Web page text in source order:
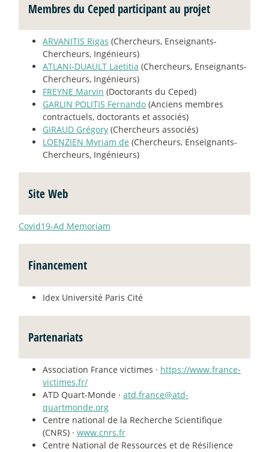
Membres du Ceped participant au projet
ARVANITIS Rigas (Chercheurs, Enseignants-
Chercheurs, Ingénieurs)
ATLANI-DUAULT Laetitia (Chercheurs, Enseignants-
Chercheurs, Ingénieurs)
FREYNE Marvin (Doctorants du Ceped)
GARLIN POLITIS Fernando (Anciens membres
contractuels, doctorants et associés)
GIRAUD Grégory (Chercheurs associés)
LOENZIEN Myriam de (Chercheurs, Enseignants-
Chercheurs, Ingénieurs)
Site Web
Covid19-Ad Memoriam
Financement
Idex Université Paris Cité
Partenariats
Association France victimes · https://www.france-
victimes.fr/
ATD Quart-Monde · atd.france@atd-
quartmonde.org
Centre national de la Recherche Scientifique
(CNRS) · www.cnrs.fr
Centre National de Ressources et de Résilience